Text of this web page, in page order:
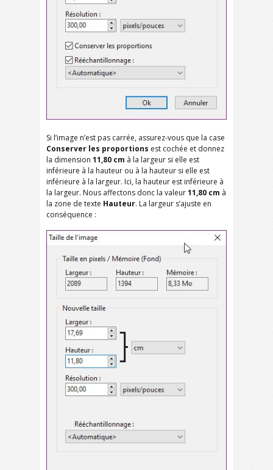
Si l’image n’est pas carrée, assurez-vous que la case
Conserver les proportions est cochée et donnez
la dimension 11,80 cm à la largeur si elle est
inférieure à la hauteur ou à la hauteur si elle est
inférieure à la largeur. Ici, la hauteur est inférieure à
la largeur. Nous affectons donc la valeur11,80 cm à
la zone de texte Hauteur. La largeur s’ajuste en
conséquence :